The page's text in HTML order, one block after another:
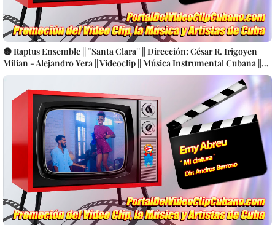
🟡 Raptus Ensemble || ¨Santa Clara¨ || Dirección: César R. Irigoyen
Milian - Alejandro Yera || Videoclip || Música Instrumental Cubana ||
Producciones Colibrí || CUBA